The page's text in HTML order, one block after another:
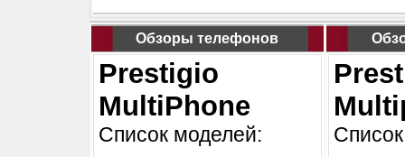
Обзоры телефонов
Prestigio
MultiPhone
Список моделей: